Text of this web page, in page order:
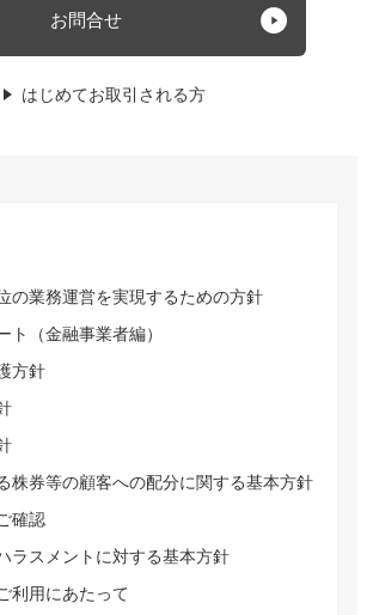
お問合せ
はじめてお取引される方
の業務運営を実現するための方針
ト（金融事業者編）
方針
株券等の顧客への配分に関する基本方針
確認
ラスメントに対する基本方針
利用にあたって